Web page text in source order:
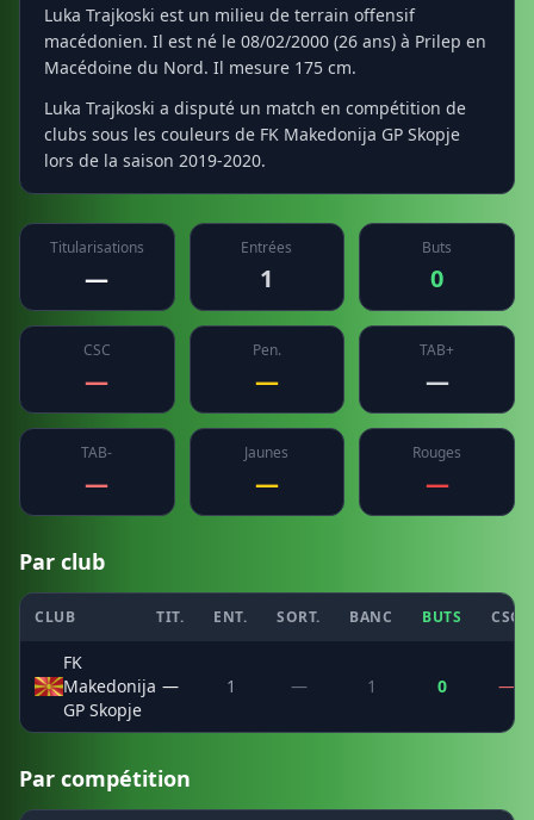
Luka Trajkoski est un milieu de terrain offensif
macédonien. Il est né le 08/02/2000 (26 ans) à Prilep en
Macédoine du Nord. Il mesure 175 cm.
Luka Trajkoski a disputé un match en compétition de
clubs sous les couleurs de FK Makedonija GP Skopje
lors de la saison 2019-2020.
Titularisations
—
Entrées
1
Buts
0
CSC
—
Pen.
—
TAB+
—
TAB-
—
Jaunes
—
Rouges
—
Par club
CLUB TIT. ENT. SORT. BANC BUTS CSC
FK
Makedonija
GP Skopje
— 1 — 1 0 —
Par compétition